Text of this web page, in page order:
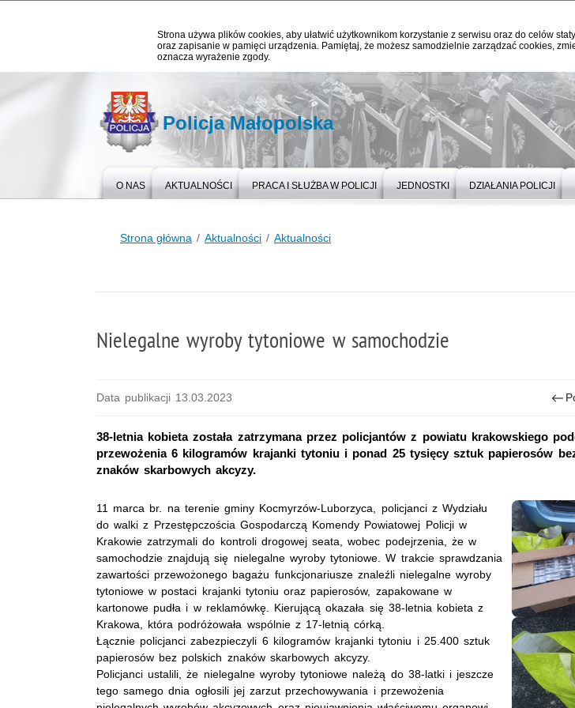
Strona używa plików cookies, aby ułatwić użytkownikom korzystanie z serwisu oraz do celów
oraz zapisanie w pamięci urządzenia. Pamiętaj, że możesz samodzielnie zarządzać cookies,
oznacza wyrażenie zgody.
Policja Małopolska
O NAS AKTUALNOŚCI PRACA I SŁUŻBA W POLICJI JEDNOSTKI DZIAŁANIA POLICJI
Strona główna Aktualności Aktualności
Nielegalne wyroby tytoniowe w samochodzie
Data publikacji 13.03.2023
38-letnia kobieta została zatrzymana przez policjantów z powiatu krakowskiego
przewożenia 6 kilogramów krajanki tytoniu i ponad 25 tysięcy sztuk papierosów
znaków skarbowych akcyzy.
11 marca br. na terenie gminy Kocmyrzów-Luborzyca, policjanci z Wydziału
do walki z Przestępczościa Gospodarczą Komendy Powiatowej Policji w
Krakowie zatrzymali do kontroli drogowej seata, wobec podejrzenia, że w
samochodzie znajdują się nielegalne wyroby tytoniowe. W trakcie sprawdzania
zawartości przewożonego bagażu funkcjonariusze znaleźli nielegalne wyroby
tytoniowe w postaci krajanki tytoniu oraz papierosów, zapakowane w
kartonowe pudła i w reklamówkę. Kierującą okazała się 38-letnia kobieta z
Krakowa, która podróżowała wspólnie z 17-letnią córką.
Łącznie policjanci zabezpieczyli 6 kilogramów krajanki tytoniu i 25.400 sztuk
papierosów bez polskich znaków skarbowych akcyzy.
Policjanci ustalili, że nielegalne wyroby tytoniowe należą do 38-latki i jeszcze
tego samego dnia ogłosili jej zarzut przechowywania i przewożenia